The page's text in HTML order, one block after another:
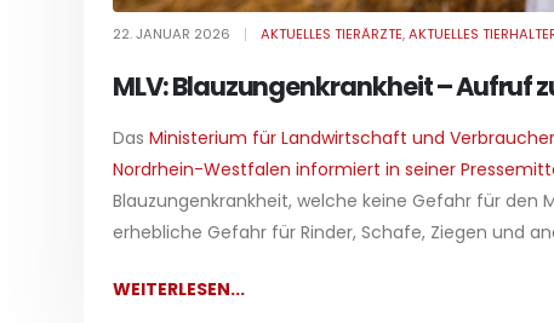
22. JANUAR 2026 AKTUELLES TIERÄRZTE,AKTUELLES
MLV: Blauzungenkrankheit – Aufruf
Das Ministerium für Landwirtschaft und
Nordrhein-Westfalen informiert in seiner
Blauzungenkrankheit, welche keine Gefahr für den
erhebliche Gefahr für Rinder, Schafe, Ziegen und
WEITERLESEN...